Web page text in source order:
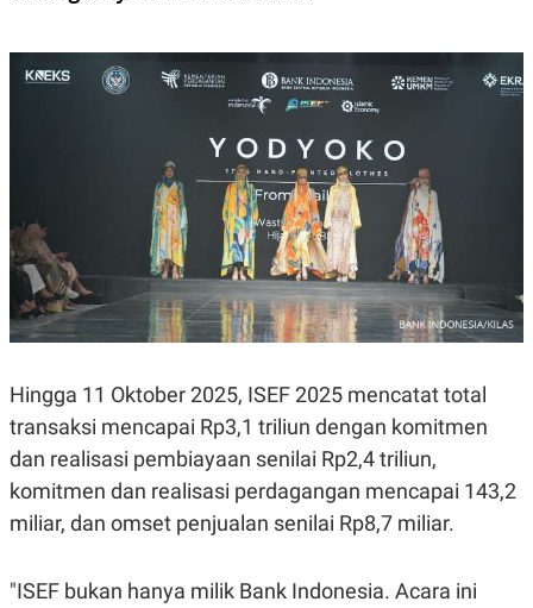
SIBER
PRIVACY
Hingga 11 Oktober 2025, ISEF 2025 mencatat total
transaksi mencapai Rp3,1 triliun dengan komitmen
dan realisasi pembiayaan senilai Rp2,4 triliun,
komitmen dan realisasi perdagangan mencapai 143,2
miliar, dan omset penjualan senilai Rp8,7 miliar.
"ISEF bukan hanya milik Bank Indonesia. Acara ini